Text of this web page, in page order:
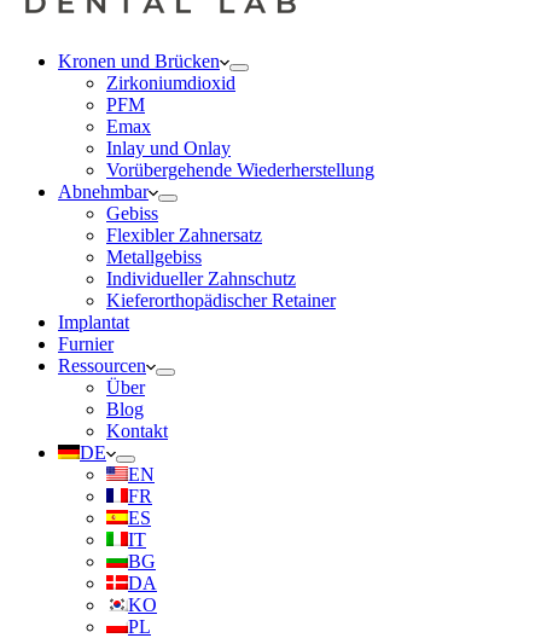
Kronen und Brücken
Zirkoniumdioxid
PFM
Emax
Inlay und Onlay
Vorübergehende Wiederherstellung
Abnehmbar
Gebiss
Flexibler Zahnersatz
Metallgebiss
Individueller Zahnschutz
Kieferorthopädischer Retainer
Implantat
Furnier
Ressourcen
Über
Blog
Kontakt
DE
EN
FR
ES
IT
BG
DA
KO
PL